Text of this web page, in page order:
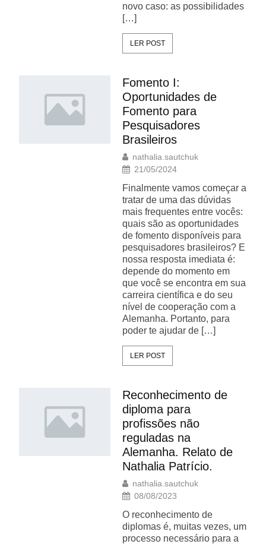
novo caso: as possibilidades
[…]
LER POST
Fomento I:
Oportunidades de
Fomento para
Pesquisadores
Brasileiros
nathalia.sautchuk
21/05/2024
Finalmente vamos começar a
tratar de uma das dúvidas
mais frequentes entre vocês:
quais são as oportunidades
de fomento disponíveis para
pesquisadores brasileiros? E
nossa resposta imediata é:
depende do momento em
que você se encontra em sua
carreira científica e do seu
nível de cooperação com a
Alemanha. Portanto, para
poder te ajudar de […]
LER POST
Reconhecimento de
diploma para
profissões não
reguladas na
Alemanha. Relato de
Nathalia Patrício.
nathalia.sautchuk
08/08/2023
O reconhecimento de
diplomas é, muitas vezes, um
processo necessário para a